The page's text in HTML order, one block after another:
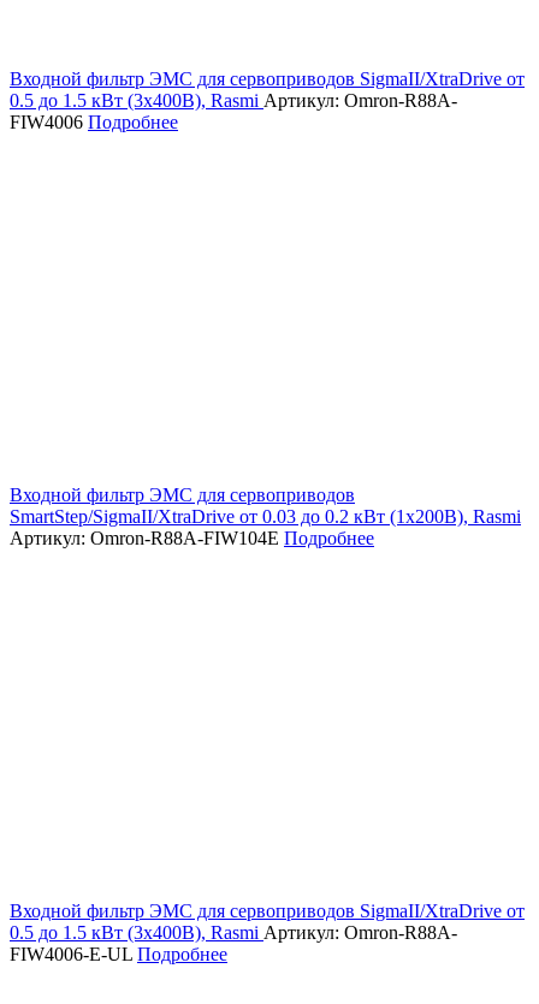
Входной фильтр ЭМС для сервоприводов SigmaII/XtraDrive от
0.5 до 1.5 кВт (3х400В), Rasmi Артикул: Omron-R88A-
FIW4006 Подробнее
Входной фильтр ЭМС для сервоприводов
SmartStep/SigmaII/XtraDrive от 0.03 до 0.2 кВт (1х200В), Rasmi
Артикул: Omron-R88A-FIW104E Подробнее
Входной фильтр ЭМС для сервоприводов SigmaII/XtraDrive от
0.5 до 1.5 кВт (3х400В), Rasmi Артикул: Omron-R88A-
FIW4006-E-UL Подробнее